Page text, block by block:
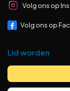
Volg ons op
Volg ons op
Lid worden